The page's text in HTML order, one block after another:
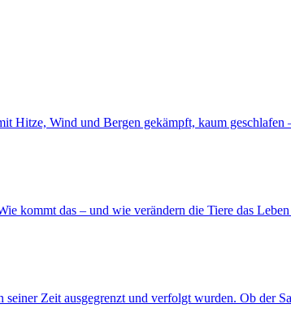
Hitze, Wind und Bergen gekämpft, kaum geschlafen
kommt das – und wie verändern die Tiere das
Zeit ausgegrenzt und verfolgt wurden. Ob der